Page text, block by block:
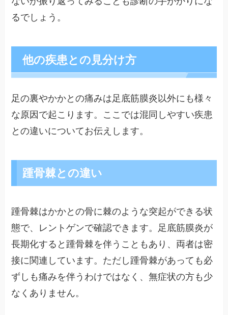
るでしょう。
他の疾患との見分け方
足の裏やかかとの痛みは足底筋膜炎以外にも様々
な原因で起こります。ここでは混同しやすい疾患
との違いについてお伝えします。
踵骨棘との違い
踵骨棘はかかとの骨に棘のような突起ができる状
態で、レントゲンで確認できます。足底筋膜炎が
長期化すると踵骨棘を伴うこともあり、両者は密
接に関連しています。ただし踵骨棘があっても必
ずしも痛みを伴うわけではなく、無症状の方も少
なくありません。